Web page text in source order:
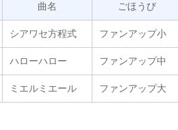
曲名 ごほうび
シアワセ方程式 ファンアップ小
ハローハロー ファンアップ中
ミエルミエール ファンアップ大